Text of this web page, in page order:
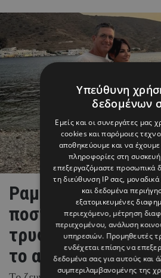
Ραμόνα &
ποστάλ» από το
τρυφερό
το απέραντο
Υπεύθυνη
δεδομένων
Εμείς και οι συνεργάτες μας
cookies και παρόμοιες
αποθηκεύουμε και να
πληροφορίες στη
επεξεργαζόμαστε προσωπικά
τη διεύθυνση IP σας,
και δεδομένα
εξατομικευμένες
περιεχόμενο, μέτρηση
περιεχομένου, ανάλυση
υπηρεσιών. Προμηθευτές
ενδέχεται επίσης να
δεδομένα σας για αυτούς και
συμπεριλαμβανομένης της